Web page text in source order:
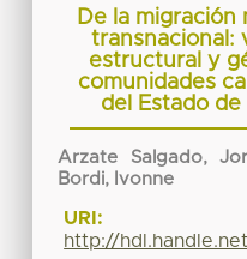
De la migración
transnacional:
estructural y
comunidades
del Estado de
Arzate Salgado,
Bordi, Ivonne
URI:
http://